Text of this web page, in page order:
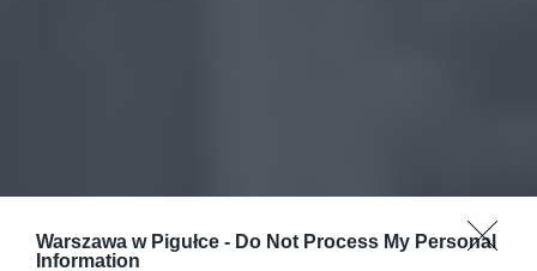
Warszawa w Pigułce - Do Not Process My Personal
Information